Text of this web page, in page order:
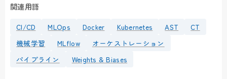
関連用語
CI/CD MLOps Docker Kubernetes AST
CT
機械学習
MLflow
オーケストレーション
パイプライン
Weights & Biases